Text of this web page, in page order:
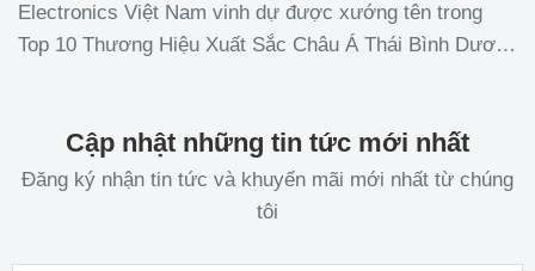
Electronics Việt Nam vinh dự được xướng tên trong
Top 10 Thương Hiệu Xuất Sắc Châu Á Thái Bình Dương
cùng ĐàiCập nhật những tin tức mới nhất
Đăng ký nhận tin tức và khuyến mãi mới nhất từ chúng
tôi